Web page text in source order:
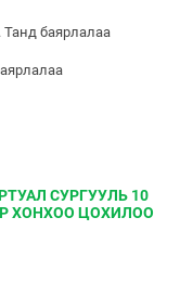
Танд баярлалаа
СУРГУУЛЬ 10
ХОНХОО ЦОХИЛОО